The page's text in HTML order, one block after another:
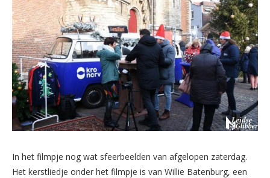
In het filmpje nog wat sfeerbeelden van afgelopen zaterdag.
Het kerstliedje onder het filmpje is van Willie Batenburg, een